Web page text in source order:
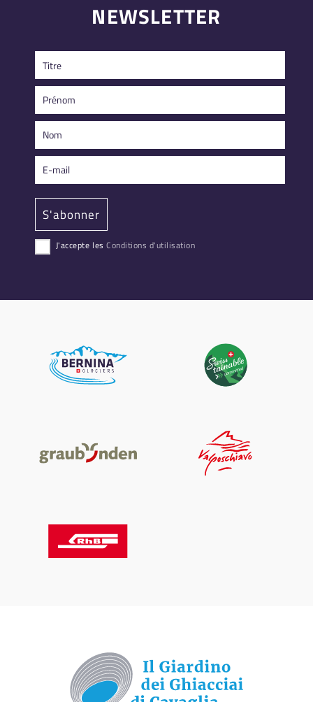
NEWSLETTER
J'accepte lesConditions d'utilisation